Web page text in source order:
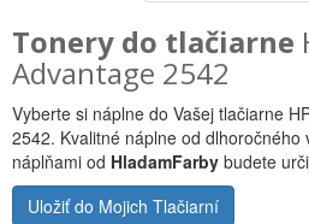
Tonery do tlačiarne
Advantage 2542
Vyberte si náplne do Vašej tlačiarne
2542. Kvalitné náplne od dlhoročného
náplňami od HladamFarby budete
Uložiť do Mojich Tlačiarní